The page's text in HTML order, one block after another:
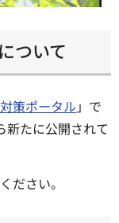
ついて
策ポータル 」で
新たに公開されて
ださい。